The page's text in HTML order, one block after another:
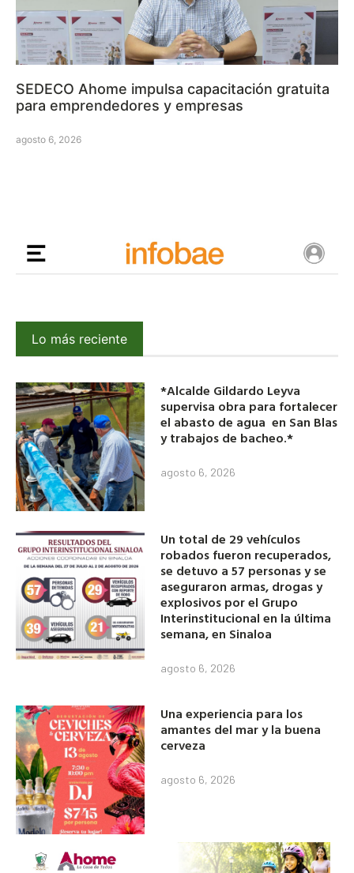
SEDECO Ahome impulsa capacitación gratuita
para emprendedores y empresas
agosto 6, 2026
Lo más reciente
*Alcalde Gildardo Leyva
supervisa obra para fortalecer
el abasto de agua en San Blas
y trabajos de bacheo.*
agosto 6, 2026
Un total de 29 vehículos
robados fueron recuperados,
se detuvo a 57 personas y se
aseguraron armas, drogas y
explosivos por el Grupo
Interinstitucional en la última
semana, en Sinaloa
agosto 6, 2026
Una experiencia para los
amantes del mar y la buena
cerveza
agosto 6, 2026